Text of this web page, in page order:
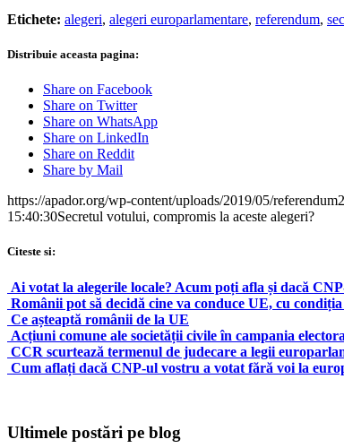
Etichete: alegeri, alegeri europarlamentare, referendum,
Distribuie aceasta pagina:
Share on Facebook
Share on Twitter
Share on WhatsApp
Share on LinkedIn
Share on Reddit
Share by Mail
https://apador.org/wp-content/uploads/2019/05/
15:40:30Secretul votului, compromis la aceste alegeri?
Citeste si:
Ai votat la alegerile locale? Acum poți afla și dacă
Românii pot să decidă cine va conduce UE, cu
Ce așteaptă românii de la UE
Acțiuni comune ale societății civile în campania
CCR scurtează termenul de judecare a legii
Cum aflați dacă CNP-ul vostru a votat fără voi la
Ultimele postări pe blog